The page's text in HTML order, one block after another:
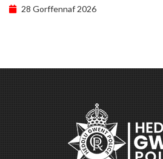
28 Gorffennaf 2026